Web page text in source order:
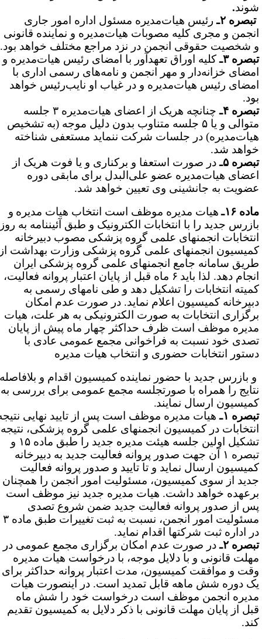
.
۲ـ
رئیس هیات‌مدیره مسئول اداره امور جاری
و مجری کلیه مصوبات هیات‌مدیره و نماینده قانونی
شخصیت حقوقی انجمن در نزد مراجع مختلف خواهد بود.
۳ـ
کلیه اوراق تعهدآور با امضای رئیس هیات‌مدیره و
خزانه‌دار و مهر انجمن و نامه‌های رسمی اداری با
رئیس هیات‌مدیره و در غیاب او نایب‌رئیس خواهد
۴ـ
چنانچه هریک از اعضای هیات‌مدیره ۳ جلسه
متوالی و یا ۵ جلسه متناوب بدون دلیل موجه (به تشخیص
در جلسات شرکت ننماید مستعفی شناخته
شد.
۵ـ
در صورت استعفا و برکناری و یا فوت هریک از
هیات‌مدیره عضو علی‌البدل برای مابقی دوره
به جانشینی وی تعیین خواهد شد.
۱۶ـ
هیات مدیره موظف است انتخاب هیات مدیره و
جدیدرا با انتخابات الکترونیک و طبق آئین­نامه به روز
انجمن­های علمی گروه پزشکی مصوب دبیرخانه
انجمن­های علمی گروه پزشکی وزارت بهداشت از
سامانه جامع انجمن­های علمی گروه پزشکی ایران
دهد. لذا باید
۶ ماه قبل از پایان اعتبار پروانه فعالیت،
انتخابات را تشکیل دهد و طی نامه­ای رسمی به
کمیسیون­ اعلام نماید.در صورت عدم امکان
انتخابات به صورت الکترونیکی به هر علت، هیات
موظف است ظرف حداکثر چهار ماه پیش از پایان
خود نسبت به فراخوانی مجمع عمومی عادی با
انتخابات حضوری و انتخاب هیات مدیره
و بازرس جدید با حضور نماینده کمیسیون اقدام و بلافاصله
را همراه با صورتجلسه مجمع عمومی برای بررسی به
ارسال نمایند.
۱ـ
هیات مدیره موظف است پس از تایید نهایی نتیجه
در کمیسیون انجمن­های علمی گروه پزشکی، نتیجه
تشکیل اولین جلسه هیئت مدیره جدید را طبق ماده ۱۵ و
تبصره­ ۱ آن جهت صدور پروانه فعالیت جدید به دبیرخانه
ارسال نماید و تا تایید و صدور پروانه فعالیت
از سوی کمیسیون، مسئولیت امور انجمن را همچنان
خواهد داشت. هیات مدیره جدید نیز موظف است
از صدور پروانه فعالیت جدید ضمن شروع تصدی
مسئولیت امور انجمن، نسبت به ثبت تغییرات طبق ماده ۳
اداره ثبت شرکت­ها اقدام نماید.
۲ـ
در صورت عدم امکان برگزاری مجمع عمومی در
قانونی و با دلایل موجه، با درخواست هیات مدیره
و موافقت کمیسیون، مدت اعتبار پروانه حداکثر برای
دوره شش ماهه قابل تمدید است. در اینصورت هیات
انجمن موظف است درخواست خود را شش ماه
از پایان مهلت قانونی با ذکر دلایل به کمیسیون تقدیم